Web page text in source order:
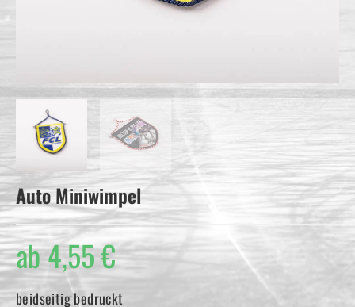
Auto Miniwimpel
ab4,55€
beidseitig bedruckt